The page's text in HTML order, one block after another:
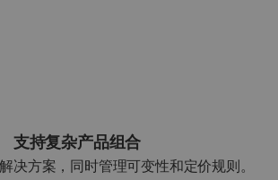
支持复杂产品组合
决方案，同时管理可变性和定价规则。